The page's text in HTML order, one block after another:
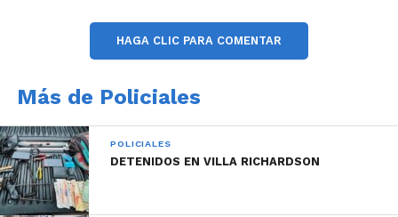
HAGA CLIC PARA COMENTAR
Más de Policiales
POLICIALES
DETENIDOS EN VILLA RICHARDSON